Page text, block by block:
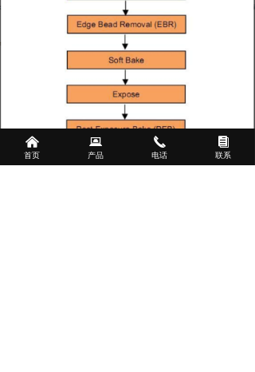
낀
首页
뀵
产品
끅
电话
뀴
联系